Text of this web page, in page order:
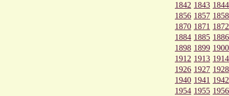
1842 1843 1844
1856 1857 1858
1870 1871 1872
1884 1885 1886
1898 1899 1900
1912 1913 1914
1926 1927 1928
1940 1941 1942
1954 1955 1956